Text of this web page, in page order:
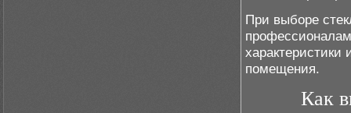
При выборе
характеристики
помещения.
Как